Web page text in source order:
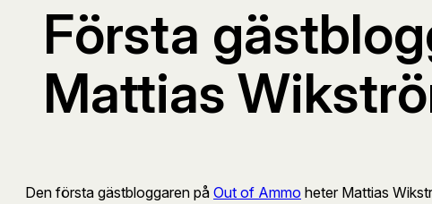
Första
Mattias
Den första gästbloggaren på Out of Ammo heter Mattias